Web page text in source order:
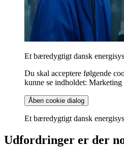
Et bæredygtigt dansk
Du skal acceptere følgende
kunne se indholdet: Marketing
Åben cookie dialog
Et bæredygtigt dansk
Udfordringer er der